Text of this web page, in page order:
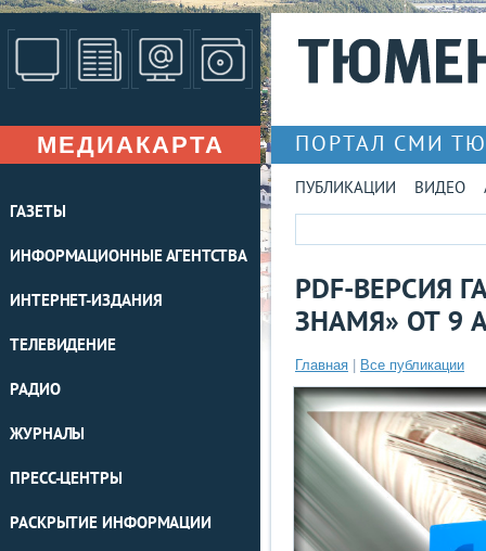
МЕДИАКАРТА
ГАЗЕТЫ
ИНФОРМАЦИОННЫЕ АГЕНТСТВА
ИНТЕРНЕТ-ИЗДАНИЯ
ТЕЛЕВИДЕНИЕ
РАДИО
ЖУРНАЛЫ
ПРЕСС-ЦЕНТРЫ
РАСКРЫТИЕ ИНФОРМАЦИИ
ПОРТАЛ СМИ
ПУБЛИКАЦИИ ВИДЕО
PDF-ВЕРСИЯ
ЗНАМЯ» ОТ 9
Главная Все публикации